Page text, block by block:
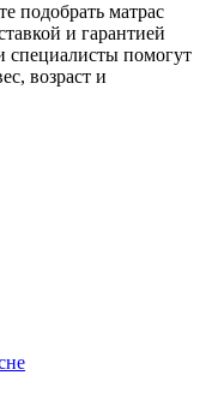
подобрать матрас
и гарантией
специалисты помогут
возраст и